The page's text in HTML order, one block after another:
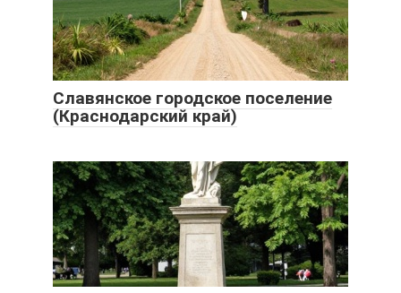
Славянское городское поселение
(Краснодарский край)